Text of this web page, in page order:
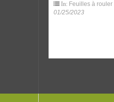
In: Feuilles à rouler
01/25/2023